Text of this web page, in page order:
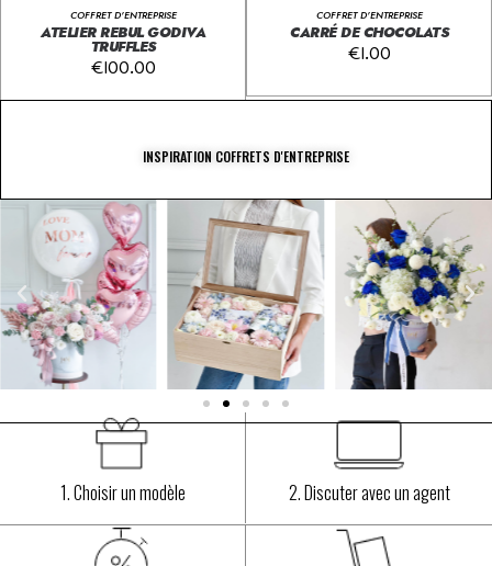
COFFRET D'ENTREPRISE
ATELIER REBUL GODIVA
TRUFFLES
€100.00
COFFRET D'ENTREPRISE
CARRÉ DE CHOCOLATS
€1.00
INSPIRATION COFFRETS D'ENTREPRISE
1. Choisir un modèle 2. Discuter avec un agent